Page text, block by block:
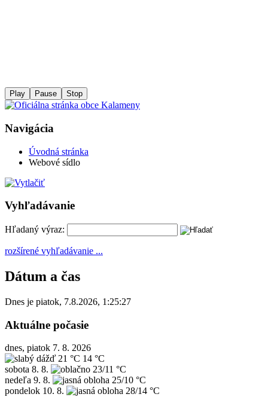
Play Pause Stop
Navigácia
Úvodná stránka
Webové sídlo
Vyhľadávanie
Hľadaný výraz:
rozšírené vyhľadávanie ...
Dátum a čas
Dnes je piatok, 7.8.2026, 1:25:27
Aktuálne počasie
dnes, piatok 7. 8. 2026
21 °C 14 °C
sobota 8. 8.
23/11 °C
nedeľa 9. 8.
25/10 °C
pondelok 10. 8. 28/14 °C